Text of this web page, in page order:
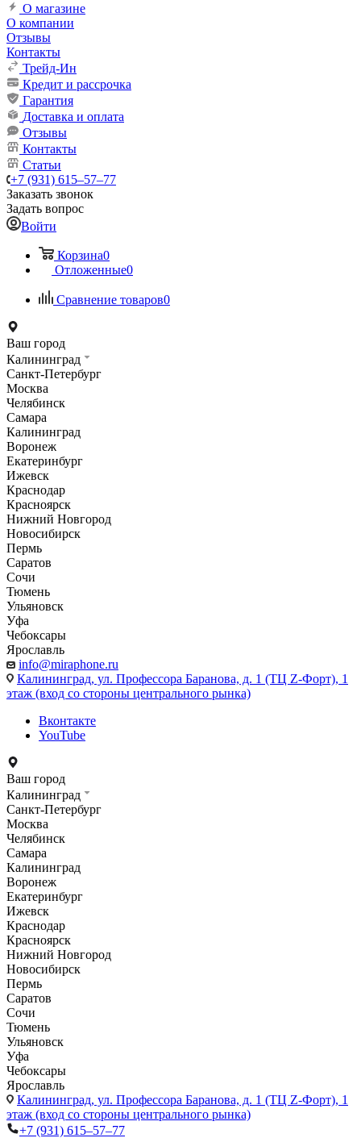
О магазине
О компании
Отзывы
Контакты
Трейд-Ин
Кредит и рассрочка
Гарантия
Доставка и оплата
Отзывы
Контакты
Статьи
+7 (931) 615‒57‒77
Заказать звонок
Задать вопрос
Войти
Корзина0
Отложенные0
Сравнение товаров0
Ваш город
Калининград
Санкт-Петербург
Москва
Челябинск
Самара
Калининград
Воронеж
Екатеринбург
Ижевск
Краснодар
Красноярск
Нижний Новгород
Новосибирск
Пермь
Саратов
Сочи
Тюмень
Ульяновск
Уфа
Чебоксары
Ярославль
info@miraphone.ru
Калининград, ул. Профессора Баранова, д. 1 (ТЦ Z-Форт), 1
этаж (вход со стороны центрального рынка)
Вконтакте
YouTube
Ваш город
Калининград
Санкт-Петербург
Москва
Челябинск
Самара
Калининград
Воронеж
Екатеринбург
Ижевск
Краснодар
Красноярск
Нижний Новгород
Новосибирск
Пермь
Саратов
Сочи
Тюмень
Ульяновск
Уфа
Чебоксары
Ярославль
Калининград, ул. Профессора Баранова, д. 1 (ТЦ Z-Форт), 1
этаж (вход со стороны центрального рынка)
+7 (931) 615‒57‒77